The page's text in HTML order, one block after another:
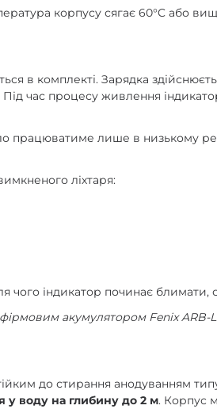
корпусу сягає 60°C або
в комплекті. Зарядка
Під час процесу живлення
працюватиме лише в низькому
ліхтаря:
чого індикатор починає
акумулятором Fenix ARB-
до стирання анодуванням
у воду на глибину до 2 м. Корпус